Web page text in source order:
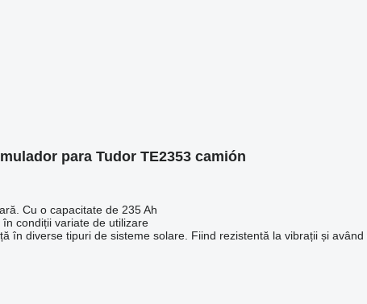
para Tudor TE2353 camión
Cu o capacitate de 235 Ah
condiții variate de utilizare
în diverse tipuri de sisteme solare. Fiind rezistentă la vibrații și